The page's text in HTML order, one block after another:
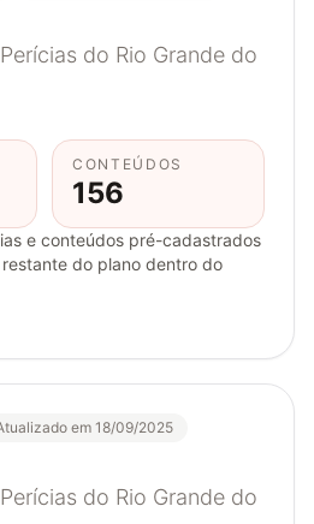
do Rio Grande do
CONTEÚDOS
156
e conteúdos pré-cadastrados
do plano dentro do
em 18/09/2025
do Rio Grande do